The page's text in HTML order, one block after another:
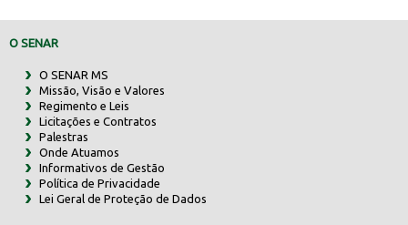
O SENAR
O SENAR MS
Missão, Visão e Valores
Regimento e Leis
Licitações e Contratos
Palestras
Onde Atuamos
Informativos de Gestão
Política de Privacidade
Lei Geral de Proteção de Dados